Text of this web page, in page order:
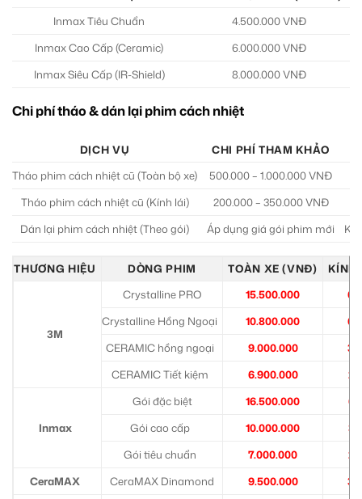
Inmax Tiêu Chuẩn
4.500.000 VNĐ
Inmax Cao Cấp (Ceramic)
6.000.000 VNĐ
Inmax Siêu Cấp (IR-Shield)
8.000.000 VNĐ
Chi phí tháo & dán lại phim cách nhiệt
DỊCH VỤ
CHI PHÍ THAM KHẢO
Tháo phim cách nhiệt cũ (Toàn bộ xe)
500.000 – 1.000.000 VNĐ
Tháo phim cách nhiệt cũ (Kính lái)
200.000 – 350.000 VNĐ
Dán lại phim cách nhiệt (Theo gói)
Áp dụng giá gói phim mới
THƯƠNG HIỆU DÒNG PHIM TOÀN XE (VNĐ) KÍNH
3M
Crystalline PRO 15.500.000
Crystalline Hồng Ngoại
10.800.000
CERAMIC hồng ngoại
9.000.000
CERAMIC Tiết kiệm
6.900.000
Inmax
Gói đặc biệt 16.500.000
Gói cao cấp
10.000.000
Gói tiêu chuẩn
7.000.000
CeraMAX
CeraMAX Dinamond 9.500.000